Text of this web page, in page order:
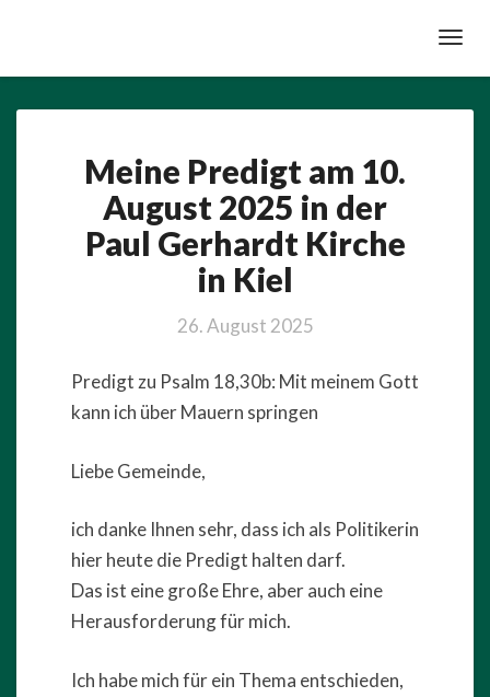
Predigt
am
10.
August
2025
in
Paul
Kirche
in
Meine Predigt am 10.
August 2025 in der
Paul Gerhardt Kirche
in Kiel
26. August 2025
Predigt zu Psalm 18,30b: Mit meinem Gott
kann ich über Mauern springen
Liebe Gemeinde,
ich danke Ihnen sehr, dass ich als Politikerin
hier heute die Predigt halten darf.
Das ist eine große Ehre, aber auch eine
Herausforderung für mich.
Ich habe mich für ein Thema entschieden,